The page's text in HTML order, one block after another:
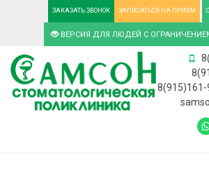
ЗАКАЗАТЬ ЗВОНОК ЗАПИСАТЬСЯ НА ПРИЕМ
ВЕРСИЯ ДЛЯ ЛЮДЕЙ С
8(915)161-